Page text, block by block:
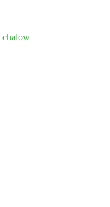
chalow